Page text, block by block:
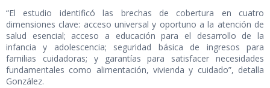
“El estudio identificó las brechas de cobertura en cuatro
dimensiones clave: acceso universal y oportuno a la atención de
salud esencial; acceso a educación para el desarrollo de la
infancia y adolescencia; seguridad básica de ingresos para
familias cuidadoras; y garantías para satisfacer necesidades
fundamentales como alimentación, vivienda y cuidado”, detalla
González.